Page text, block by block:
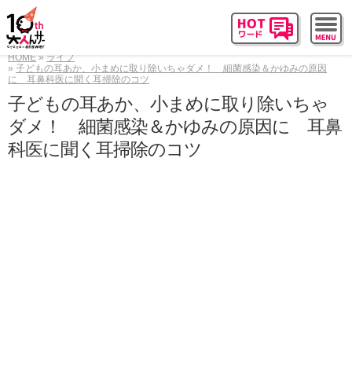
HOME
ライフ
子どもの耳あか、小まめに取り除いちゃダメ！ 細菌感染＆かゆみの原因
に 耳鼻科医に聞く耳掃除のコツ
子どもの耳あか、小まめに取り除いちゃ
ダメ！ 細菌感染＆かゆみの原因に 耳鼻
科医に聞く耳掃除のコツ